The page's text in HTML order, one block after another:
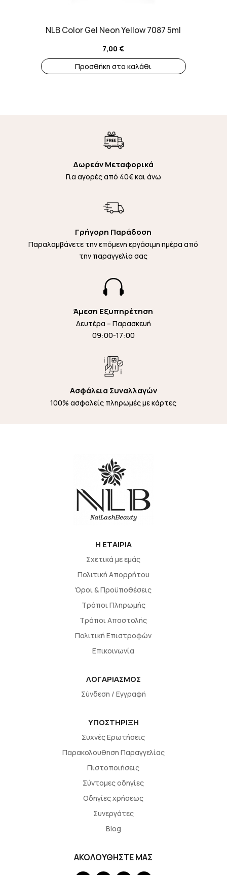
NLB Color Gel Neon Yellow 7087 5ml
7,00€
Προσθήκη στο καλάθι
Δωρεάν Μεταφορικά
Για αγορές από 40€ και άνω
Γρήγορη Παράδοση
Παραλαμβάνετε την επόμενη εργάσιμη ημέρα από
την παραγγελία σας

Άμεση Εξυπηρέτηση
Δευτέρα – Παρασκευή
09:00-17:00
Ασφάλεια Συναλλαγών
100% ασφαλείς πληρωμές με κάρτες
H EΤΑΙΡΙΑ
Σχετικά με εμάς
Πολιτική Απορρήτου
Όροι & Προϋποθέσεις
Τρόποι Πληρωμής
Τρόποι Αποστολής
Πολιτική Επιστροφών
Επικοινωνία
ΛΟΓΑΡΙΑΣΜΟΣ
Σύνδεση / Εγγραφή
ΥΠΟΣΤΗΡΙΞΗ
Συχνές Ερωτήσεις
Παρακολουθηση Παραγγελίας
Πιστοποιήσεις
Σύντομες οδηγίες
Οδηγίες χρήσεως
Συνεργάτες
Blog
ΑΚΟΛΟΥΘΗΣΤΕ ΜΑΣ